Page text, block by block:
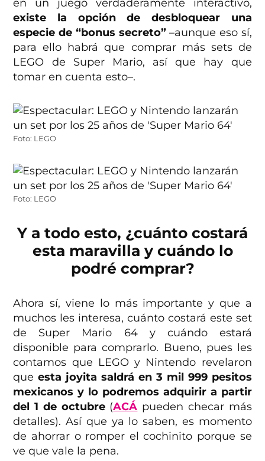
en un juego verdaderamente interactivo,
existe la opción de desbloquear una
especie de “bonus secreto”–aunque eso sí,
para ello habrá que comprar más sets de
LEGO de Super Mario, así que hay que
tomar en cuenta esto–.
Foto: LEGO
Foto: LEGO
Y a todo esto, ¿cuánto costará
esta maravilla y cuándo lo
podré comprar?
Ahora sí, viene lo más importante y que a
muchos les interesa, cuánto costará este set
de Super Mario 64 y cuándo estará
disponible para comprarlo. Bueno, pues les
contamos que LEGO y Nintendo revelaron
queesta joyita saldrá en 3 mil 999 pesitos
mexicanos y lo podremos adquirir a partir
del 1 de octubre (ACÁ pueden checar más
detalles). Así que ya lo saben, es momento
de ahorrar o romper el cochinito porque se
ve que vale la pena.